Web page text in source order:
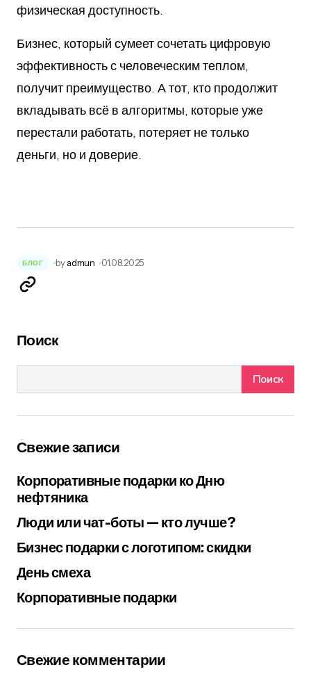
физическая доступность.
Бизнес, который сумеет сочетать цифровую
эффективность с человеческим теплом,
получит преимущество. А тот, кто продолжит
вкладывать всё в алгоритмы, которые уже
перестали работать, потеряет не только
деньги, но и доверие.
БЛОГ by admun 01.08.2025
Поиск
Поиск
Свежие записи
Корпоративные подарки ко Дню
нефтяника
Люди или чат-боты — кто лучше?
Бизнес подарки с логотипом: скидки
День смеха
Корпоративные подарки
Свежие комментарии